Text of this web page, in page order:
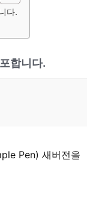
다.
합니다.
Pen) 새버전을